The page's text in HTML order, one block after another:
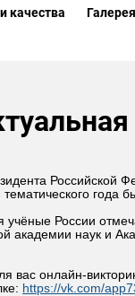
качества Галерея
Российской
года
России
академии наук и
вас онлайн-
https://vk.com/